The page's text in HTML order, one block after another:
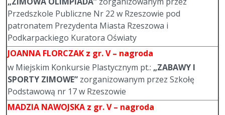
Przedszkole Publiczne Nr 22 w Rzeszowie pod
patronatem Prezydenta Miasta Rzeszowa i
Podkarpackiego Kuratora Oświaty
JOANNA FLORCZAK z gr. V – nagroda
w Miejskim Konkursie Plastycznym pt.: „ZABAWY I
SPORTY ZIMOWE” zorganizowanym przez Szkołę
Podstawową nr 17 w Rzeszowie
MADZIA NAWOJSKA z gr. V – nagroda